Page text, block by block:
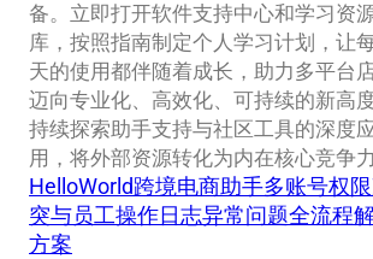
备。立即打开软件支持中心和学习资
库，按照指南制定个人学习计划，让
天的使用都伴随着成长，助力多平台
迈向专业化、高效化、可持续的新高度
持续探索助手支持与社区工具的深度
用，将外部资源转化为内在核心竞争力
HelloWorld跨境电商助手多账号权
突与员工操作日志异常问题全流程
方案